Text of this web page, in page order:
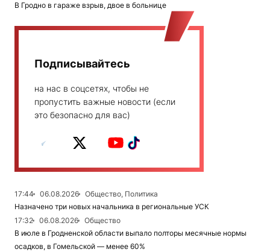
В Гродно в гараже взрыв, двое в больнице
Подписывайтесь
на нас в соцсетях, чтобы не
пропустить важные новости (если
это безопасно для вас)
17:44 06.08.2026
Общество, Политика
Назначено три новых начальника в региональные УСК
17:32
06.08.2026
Общество
В июле в Гродненской области выпало полторы месячные нормы
осадков, в Гомельской — менее 60%